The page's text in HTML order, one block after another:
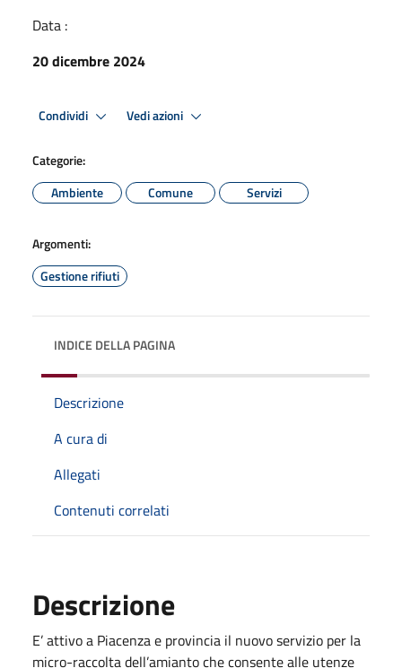
Data :
20 dicembre 2024
Condividi Vedi azioni
Categorie:
Ambiente
Comune Servizi
Argomenti:
Gestione rifiuti
INDICE DELLA PAGINA
Descrizione
A cura di
Allegati
Contenuti correlati
Descrizione
E’ attivo a Piacenza e provincia il nuovo servizio per la
micro-raccolta dell’amianto che consente alle utenze